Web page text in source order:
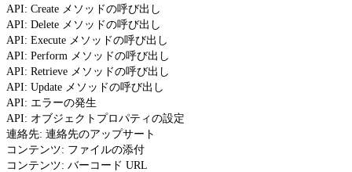
API: Create メソッドの呼び出し
API: Delete メソッドの呼び出し
API: Execute メソッドの呼び出し
API: Perform メソッドの呼び出し
API: Retrieve メソッドの呼び出し
API: Update メソッドの呼び出し
API: エラーの発生
API: オブジェクトプロパティの設定
連絡先: 連絡先のアップサート
コンテンツ: ファイルの添付
コンテンツ: バーコード URL